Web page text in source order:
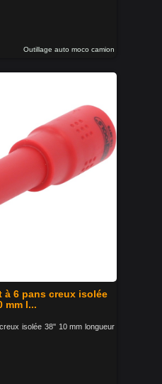
Outillage auto moco camion
à 6 pans creux isolée
mm l...
isolée 38'' 10 mm longueur